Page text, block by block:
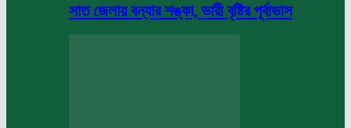
সাত জেলায় বন্যার শঙ্কা, ভারী বৃষ্টির পূর্বাভাস